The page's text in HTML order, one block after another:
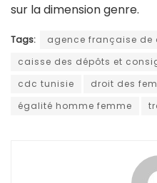
sur la dimension genre.
Tags:
agence française de
caisse des dépôts et
cdc tunisie
droit des
égalité homme femme